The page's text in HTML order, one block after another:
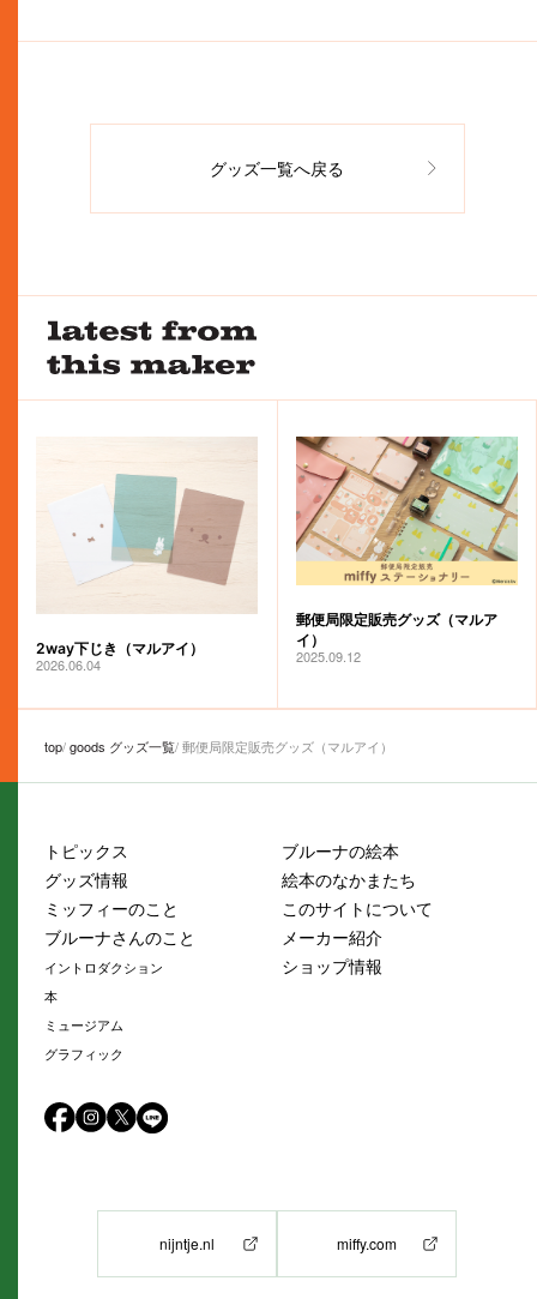
グッズ一覧へ戻る
2way下じき（マルアイ）
2026.06.04
郵便局限定販売グッズ（マルア
イ）
2025.09.12
top goods グッズ一覧 郵便局限定販売グッズ（マルアイ）
トピックス
グッズ情報
ミッフィーのこと
ブルーナさんのこと
イントロダクション
本
ミュージアム
グラフィック
ブルーナの絵本
絵本のなかまたち
このサイトについて
メーカー紹介
ショップ情報
nijntje.nl miffy.com